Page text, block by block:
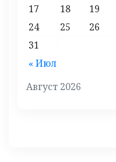
Август 2026
« Июл
17
18 19
24
25 26
31